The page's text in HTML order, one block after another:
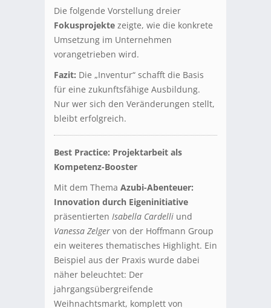
Die folgende Vorstellung dreier
Fokusprojekte zeigte, wie die konkrete
Umsetzung im Unternehmen
vorangetrieben wird.
Fazit: Die „Inventur“ schafft die Basis
für eine zukunftsfähige Ausbildung.
Nur wer sich den Veränderungen stellt,
bleibt erfolgreich.
Best Practice: Projektarbeit als
Kompetenz-Booster
Mit dem Thema Azubi-Abenteuer:
Innovation durch Eigeninitiative
präsentierten Isabella Cardelli und
Vanessa Zelger von der Hoffmann Group
ein weiteres thematisches Highlight. Ein
Beispiel aus der Praxis wurde dabei
näher beleuchtet: Der
jahrgangsübergreifende
Weihnachtsmarkt, komplett von